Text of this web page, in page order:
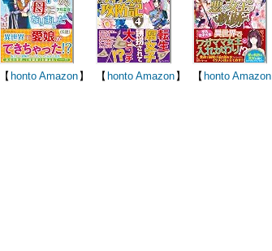
【 honto Amazon 】 【 honto Amazon 】 【 honto Amazon